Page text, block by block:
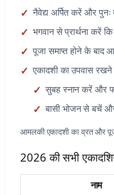
नैवेद्य अर्पित करें और
भगवान से प्रार्थना करें
पूजा समाप्त होने के बाद
एकादशी का उपवास
सुबह स्नान करें और
बासी भोजन से बचें
आमलकी एकादशी का व्रत और
2026 की सभी
नाम